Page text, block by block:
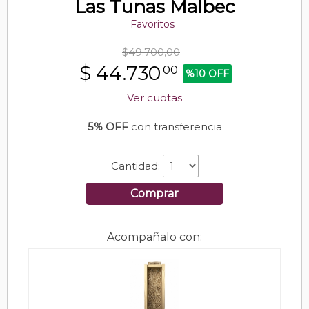
Las Tunas Malbec
Favoritos
$49.700,00
$ 44.730 00 %10 OFF
Ver cuotas
5% OFFcon transferencia
Cantidad:
Comprar
Acompañalo con: